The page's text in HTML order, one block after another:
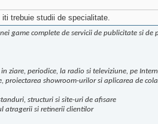
trebuie studii de specialitate.
game complete de servicii de publicitate si
ziare, periodice, la radio si televiziune, pe
proiectarea showroom-urilor si aplicarea de
structuri si site-uri de afisare
atragerii si retinerii clientilor